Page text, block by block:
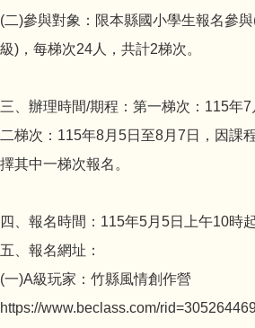
(二)參與對象：限本縣國小學生報名參
級)，每梯次24人，共計2梯次。
三、辦理時間/期程：第一梯次：115年
二梯次：115年8月5日至8月7日，因課
擇其中一梯次報名。
四、報名時間：115年5月5日上午10時
五、報名網址：
(一)A級玩家：竹縣風情創作營
https://www.beclass.com/